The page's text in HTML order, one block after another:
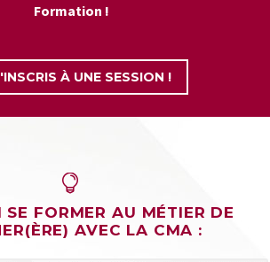
Formation !
À UNE SESSION !


SE FORMER AU MÉTIER DE
AVEC LA CMA :